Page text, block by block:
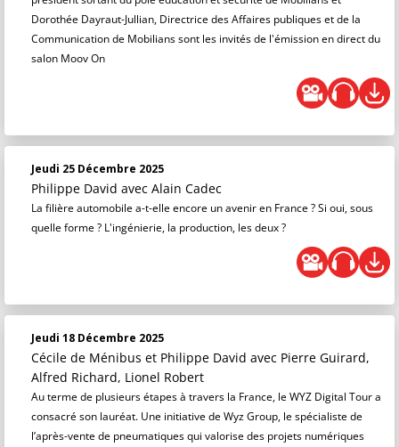
Dorothée Dayraut-Jullian, Directrice des Affaires publiques et de la
Communication de Mobilians sont les invités de l'émission en direct du
salon Moov On
Jeudi 25 Décembre 2025
Philippe David avec Alain Cadec
La filière automobile a-t-elle encore un avenir en France ? Si oui, sous
quelle forme ? L'ingénierie, la production, les deux ?
Jeudi 18 Décembre 2025
Cécile de Ménibus et Philippe David avec Pierre Guirard,
Alfred Richard, Lionel Robert
Au terme de plusieurs étapes à travers la France, le WYZ Digital Tour a
consacré son lauréat. Une initiative de Wyz Group, le spécialiste de
l’après-vente de pneumatiques qui valorise des projets numériques